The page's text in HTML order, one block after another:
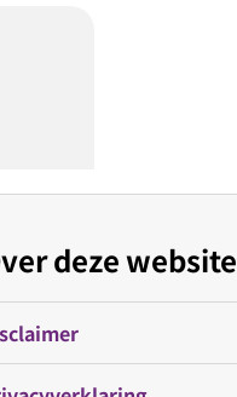
deze website